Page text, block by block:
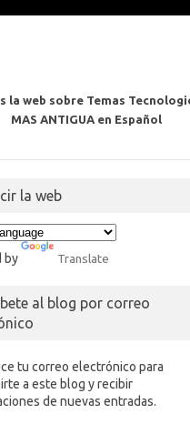
la web sobre Temas
MAS ANTIGUA en Español
la web
by Translate
al blog por correo
tu correo electrónico para
a este blog y recibir
de nuevas entradas.